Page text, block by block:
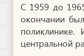
С 1959 до
окончании
центральной